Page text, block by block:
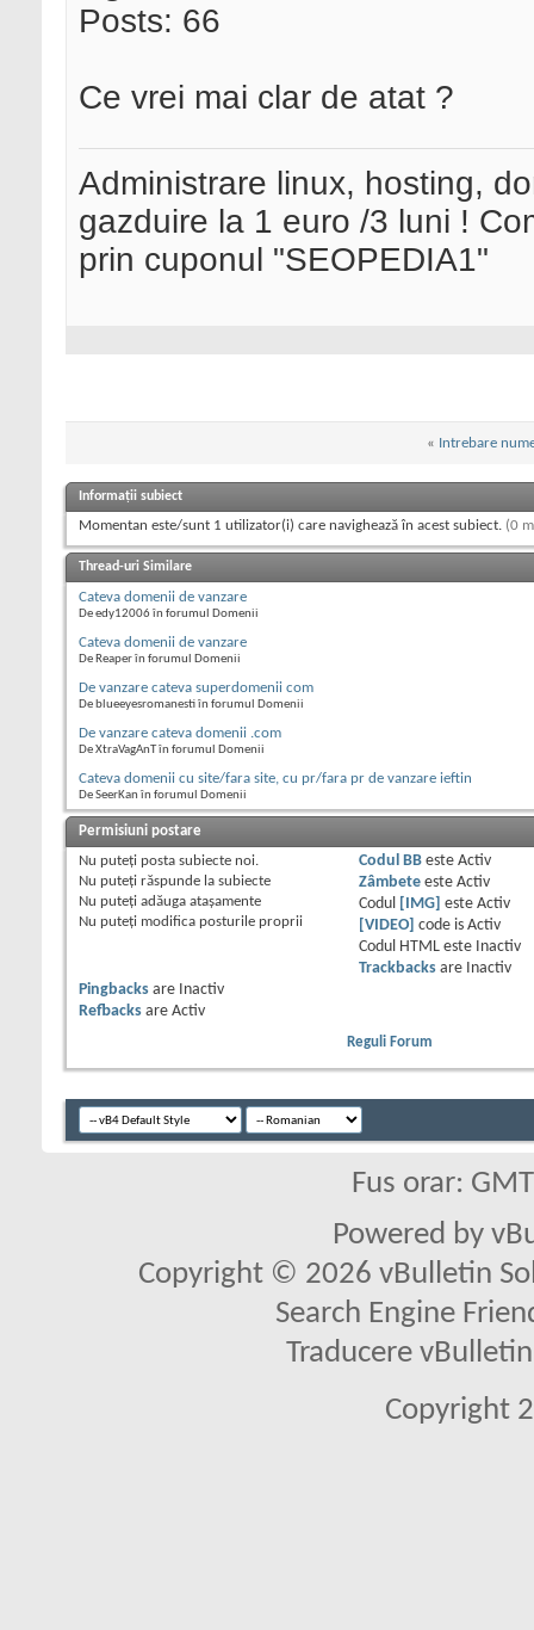
Posts: 66
Ce vrei mai clar de atat ?
Administrare linux, hosting,
gazduire la 1 euro /3 luni !
prin cuponul "SEOPEDIA1"
« Intrebare
Informații subiect
Momentan este/sunt 1 utilizator(i) care navighează în acest subiect. (0
Thread-uri Similare
Cateva domenii de vanzare
De edy12006 în forumul Domenii
Cateva domenii de vanzare
De Reaper în forumul Domenii
De vanzare cateva superdomenii com
De blueeyesromanesti în forumul Domenii
De vanzare cateva domenii .com
De XtraVagAnT în forumul Domenii
Cateva domenii cu site/fara site, cu pr/fara pr de vanzare ieftin
De SeerKan în forumul Domenii
Permisiuni postare
Nu puteţi posta subiecte noi.
Nu puteţi răspunde la subiecte
Nu puteţi adăuga ataşamente
Nu puteţi modifica posturile proprii
Codul BBeste Activ
Zâmbeteeste Activ
Codul
[IMG] este Activ
[VIDEO]
code is Activ
Codul HTML este
Inactiv
Trackbacksare
Inactiv
Pingbacks are
Inactiv
Refbacks are Activ
Reguli Forum
Fus orar:
Powered by
Copyright © 2026 vBulletin
Search Engine
Traducere
Copyright